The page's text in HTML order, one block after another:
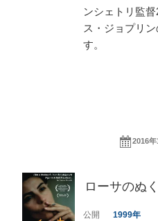
ンシェトリ監
ス・ジョプリ
す。
2016年
ローサのぬ
1999